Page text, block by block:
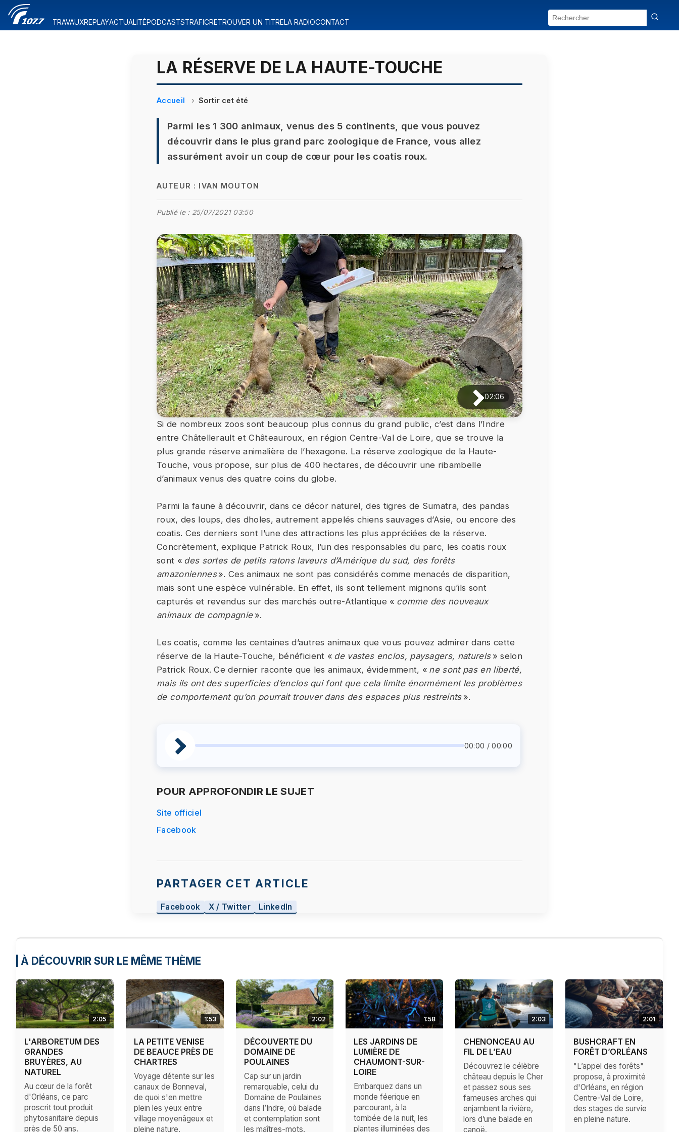
TRAVAUXREPLAYACTUALITÉPODCASTSTRAFICRETROUVER UN TITRELA RADIOCONTACT
LA RÉSERVE DE LA HAUTE-TOUCHE
Accueil Sortir cet été
Parmi les 1 300 animaux, venus des 5 continents, que vous pouvez
découvrir dans le plus grand parc zoologique de France, vous allez
assurément avoir un coup de cœur pour les coatis roux.
AUTEUR : IVAN MOUTON
Publié le : 25/07/2021 03:50
02:06
Si de nombreux zoos sont beaucoup plus connus du grand public, c’est dans l’Indre
entre Châtellerault et Châteauroux, en région Centre-Val de Loire, que se trouve la
plus grande réserve animalière de l’hexagone. La réserve zoologique de la Haute-
Touche, vous propose, sur plus de 400 hectares, de découvrir une ribambelle
d’animaux venus des quatre coins du globe.
Parmi la faune à découvrir, dans ce décor naturel, des tigres de Sumatra, des pandas
roux, des loups, des dholes, autrement appelés chiens sauvages d’Asie, ou encore des
coatis. Ces derniers sont l’une des attractions les plus appréciées de la réserve.
Concrètement, explique Patrick Roux, l’un des responsables du parc, les coatis roux
sont « des sortes de petits ratons laveurs d’Amérique du sud, des forêts
amazoniennes». Ces animaux ne sont pas considérés comme menacés de disparition,
mais sont une espèce vulnérable. En effet, ils sont tellement mignons qu’ils sont
capturés et revendus sur des marchés outre-Atlantique « comme des nouveaux
animaux de compagnie».
Les coatis, comme les centaines d’autres animaux que vous pouvez admirer dans cette
réserve de la Haute-Touche, bénéficient « de vastes enclos, paysagers, naturels» selon
Patrick Roux. Ce dernier raconte que les animaux, évidemment, « ne sont pas en liberté,
mais ils ont des superficies d’enclos qui font que cela limite énormément les problèmes
de comportement qu’on pourrait trouver dans des espaces plus restreints».
00:00 / 00:00
POUR APPROFONDIR LE SUJET
Site officiel
Facebook
PARTAGER CET ARTICLE
Facebook X / Twitter LinkedIn
À DÉCOUVRIR SUR LE MÊME THÈME
2:05
L'ARBORETUM DES
GRANDES
BRUYÈRES, AU
NATUREL
Au cœur de la forêt
d'Orléans, ce parc
proscrit tout produit
phytosanitaire depuis
près de 50 ans.
1:53
LA PETITE VENISE
DE BEAUCE PRÈS DE
CHARTRES
Voyage détente sur les
canaux de Bonneval,
de quoi s'en mettre
plein les yeux entre
village moyenâgeux et
pleine nature.
2:02
DÉCOUVERTE DU
DOMAINE DE
POULAINES
Cap sur un jardin
remarquable, celui du
Domaine de Poulaines
dans l’Indre, où balade
et contemplation sont
les maîtres-mots.
1:58
LES JARDINS DE
LUMIÈRE DE
CHAUMONT-SUR-
LOIRE
Embarquez dans un
monde féerique en
parcourant, à la
tombée de la nuit, les
plantes illuminées des
2:03
CHENONCEAU AU
FIL DE L’EAU
Découvrez le célèbre
château depuis le Cher
et passez sous ses
fameuses arches qui
enjambent la rivière,
lors d’une balade en
canoë.
2:01
BUSHCRAFT EN
FORÊT D’ORLÉANS
"L’appel des forêts"
propose, à proximité
d'Orléans, en région
Centre-Val de Loire,
des stages de survie
en pleine nature.